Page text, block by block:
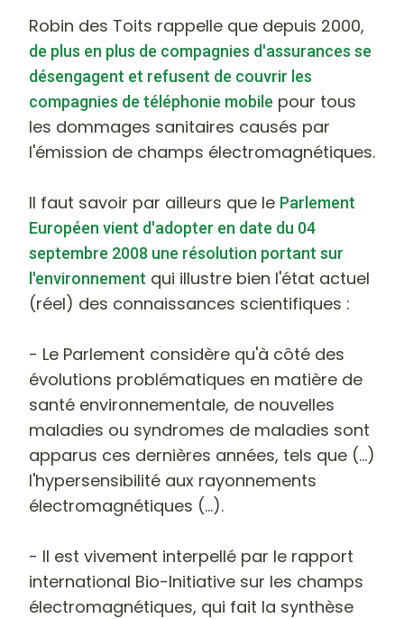
Robin des Toits rappelle que depuis 2000,
de plus en plus de compagnies d'assurances se
désengagent et refusent de couvrir les
compagnies de téléphonie mobile pour tous
les dommages sanitaires causés par
l'émission de champs électromagnétiques.
Il faut savoir par ailleurs que le Parlement
Européen vient d'adopter en date du 04
septembre 2008 une résolution portant sur
l'environnement qui illustre bien l'état actuel
(réel) des connaissances scientifiques :
- Le Parlement considère qu'à côté des
évolutions problématiques en matière de
santé environnementale, de nouvelles
maladies ou syndromes de maladies sont
apparus ces dernières années, tels que (...)
l'hypersensibilité aux rayonnements
électromagnétiques (...).
- Il est vivement interpellé par le rapport
international Bio-Initiative sur les champs
électromagnétiques, qui fait la synthèse